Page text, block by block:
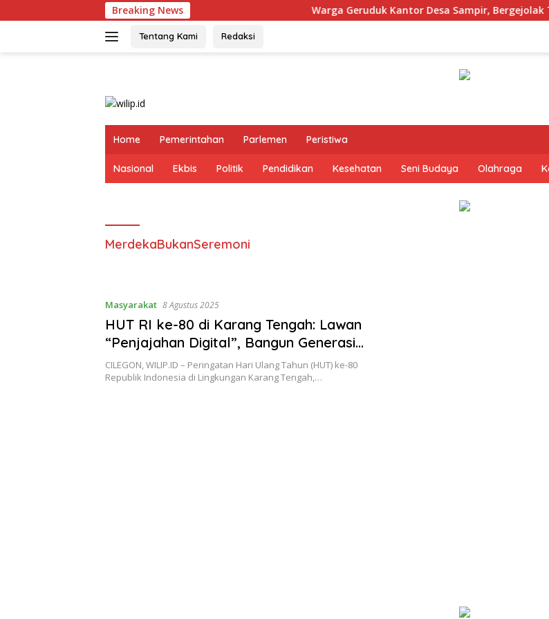
ke
Breaking News Warga Geruduk Kantor Desa Sampir, Bergejolak
Tentang Kami Redaksi
Home Pemerintahan Parlemen Peristiwa
Nasional Ekbis Politik Pendidikan Kesehatan Seni Budaya Olahraga
MerdekaBukanSeremoni
Masyarakat 8 Agustus 2025
HUT RI ke-80 di Karang Tengah: Lawan
“Penjajahan Digital”, Bangun Generasi
Berkualitas
CILEGON, WILIP.ID – Peringatan Hari Ulang Tahun (HUT) ke-80
Republik Indonesia di Lingkungan Karang Tengah,…